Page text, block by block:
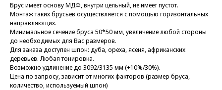
Брус имеет основу МДФ, внутри цельный, не имеет пустот.
Монтаж таких брусьев осуществляется с помощью горизонтальных
направляющих.
Минимальное сечение бруса 50*50 мм, увеличение любой стороны
до необходимых для Вас размеров.
Для заказа доступен шпон: дуба, ореха, ясеня, африканских
деревьев. Любая тонировка.
Возможно удлинение до 3092/3135 мм (+10%/30%).
Цена по запросу, зависит от многих факторов (размер бруса,
количество, используемый шпон)